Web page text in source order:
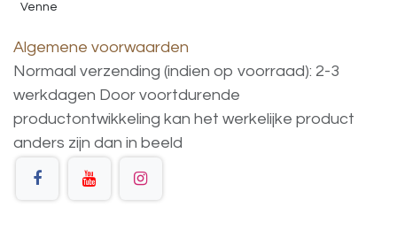
Venne
Algemene voorwaarden
Normaal verzending (indien op voorraad): 2-3
werkdagen Door voortdurende
productontwikkeling kan het werkelijke product
anders zijn dan in beeld